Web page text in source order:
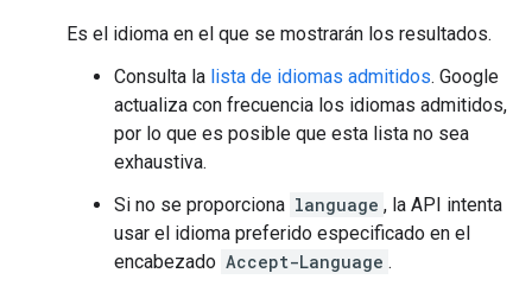
Es el idioma en el que se mostrarán los resultados.
Consulta la lista de idiomas admitidos. Google
actualiza con frecuencia los idiomas admitidos,
por lo que es posible que esta lista no sea
exhaustiva.
Si no se proporciona language , la API intenta
usar el idioma preferido especificado en el
encabezado Accept-Language .